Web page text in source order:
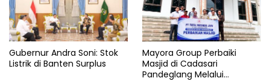
UMK
Gubernur Andra Soni: Stok
Listrik di Banten Surplus
Mayora Group Perbaiki
Masjid di Cadasari
Pandeglang Melalui